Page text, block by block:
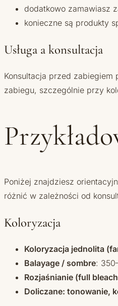
dodatkowo zamawiasz
konieczne są produkty
Usługa a konsultacja
Konsultacja przed
zabiegu, szczególnie przy
Poniżej znajdziesz
różnić w zależności od
Koloryzacja
Koloryzacja jednolita
Balayage / sombre:
Rozjaśnianie (full
Doliczane: tonowanie,